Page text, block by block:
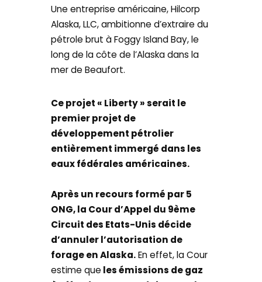
Une entreprise américaine, Hilcorp
Alaska, LLC, ambitionne d’extraire du
pétrole brut à Foggy Island Bay, le
long de la côte de l’Alaska dans la
mer de Beaufort.
Ce projet « Liberty » serait le
premier projet de
développement pétrolier
entièrement immergé dans les
eaux fédérales américaines.
Après un recours formé par 5
ONG, la Cour d’Appel du 9ème
Circuit des Etats-Unis décide
d’annuler l’autorisation de
forage en Alaska.En effet, la Cour
estime que les émissions de gaz